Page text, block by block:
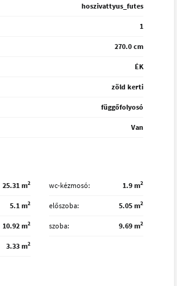
hoszivattyus_futes
1
270.0 cm
ÉK
zöld kerti
függőfolyosó
Van
25.31 m2 wc-kézmosó 1.9 m2
5.1 m2 előszoba 5.05 m2
10.92 m2 szoba 9.69 m2
3.33 m2